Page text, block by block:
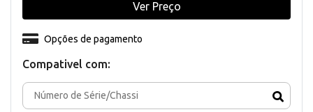
Compativel com:
Opções de pagamento
Ver Preço